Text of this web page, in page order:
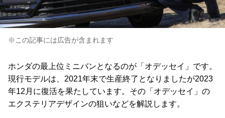
※この記事には広告が含まれます
ホンダの最上位ミニバンとなるのが「オデッセイ」です。
現行モデルは、2021年末で生産終了となりましたが2023
年12月に復活を果たしています。その「オデッセイ」の
エクステリアデザインの狙いなどを解説します。